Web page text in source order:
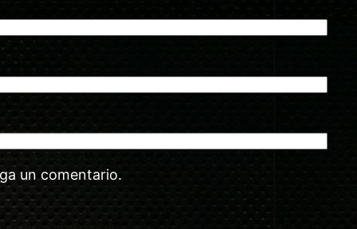
un comentario.